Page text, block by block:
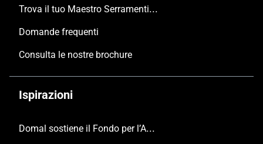
Trova il tuo Maestro Serramentista Domal
Domande frequenti
Consulta le nostre brochure
Ispirazioni
Domal sostiene il Fondo per l’Ambiente Italiano anche per le Giornate FAI di Primavera 2024